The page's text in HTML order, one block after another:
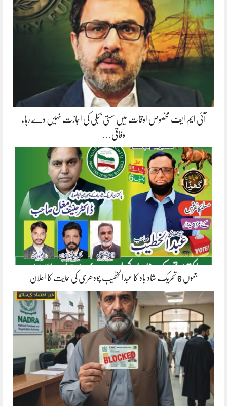
آئی ایم ایف مخصوص اوقات میں سستی بجلی کی اجازت نہیں دے رہا،
وفاقی…
جموں 6 تحریک شاد باد کا عبدالخطیب چودھری کی حمایت کا اعلان